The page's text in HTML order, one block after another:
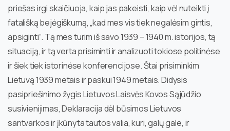
priešas irgi skaičiuoja, kaip jas pakeisti, kaip vėl nuteikti į
fatališką bejėgiškumą, „kad mes vis tiek negalėsim gintis,
apsiginti“. Tą mes turim iš savo 1939 – 1940 m. istorijos, tą
situaciją, ir tą verta prisiminti ir analizuoti tokiose politinėse
ir šiek tiek istorinėse konferencijose. Štai prisiminkim
Lietuvą 1939 metais ir paskui 1949 metais. Didysis
pasipriešinimo žygis Lietuvos Laisvės Kovos Sąjūdžio
susivienijimas, Deklaracija dėl būsimos Lietuvos
santvarkos ir įkūnyta tautos valia, kuri, galų gale, ir